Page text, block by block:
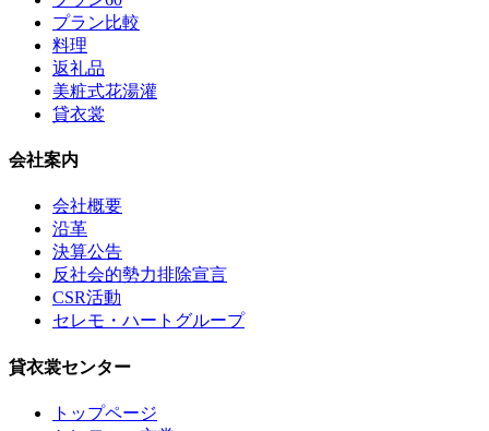
プラン比較
料理
返礼品
美粧式花湯灌
貸衣裳
会社案内
会社概要
沿革
決算公告
反社会的勢力排除宣言
CSR活動
セレモ・ハートグループ
貸衣裳センター
トップページ